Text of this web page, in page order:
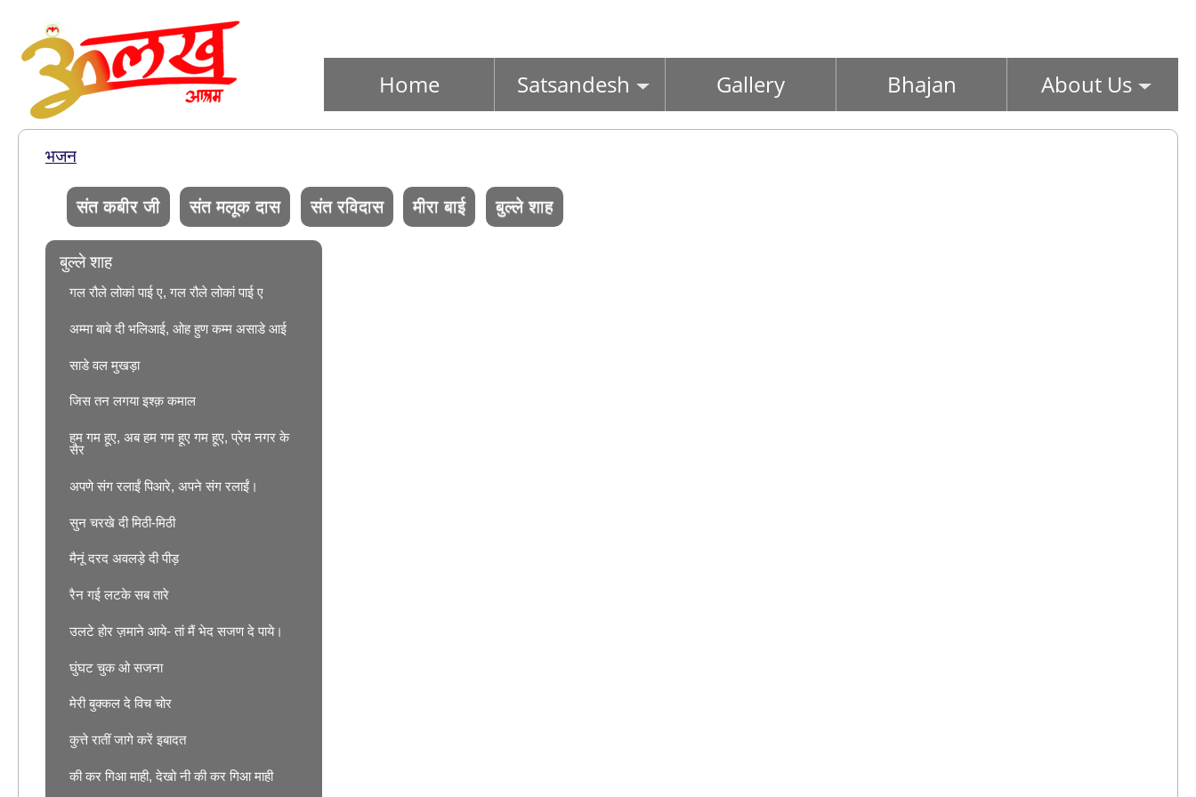
Home Satsandesh Gallery Bhajan About Us
भजन
संत कबीर जी संत मलूक दास संत रविदास मीरा बाई बुल्ले शाह
बुल्ले शाह
गल रौले लोकां पाई ए, गल रौले लोकां पाई ए
अम्मा बाबे दी भलिआई, ओह हुण कम्म असाडे आई
साडे वल मुखड़ा
जिस तन लगया इश्क़ कमाल
हम गम हूए, अब हम गम हूए गम हूए, प्रेम नगर के
सैर
अपणे संग रलाईं पिआरे, अपने संग रलाईं।
सुन चरखे दी मिठी-मिठी
मैनूं दरद अवलड़े दी पीड़
रैन गई लटके सब तारे
उलटे होर ज़माने आये- तां मैं भेद सजण दे पाये।
घुंघट चुक ओ सजना
मेरी बुक्कल दे विच चोर
कुत्ते रातीं जागे करें इबादत
की कर गिआ माही, देखो नी की कर गिआ माही